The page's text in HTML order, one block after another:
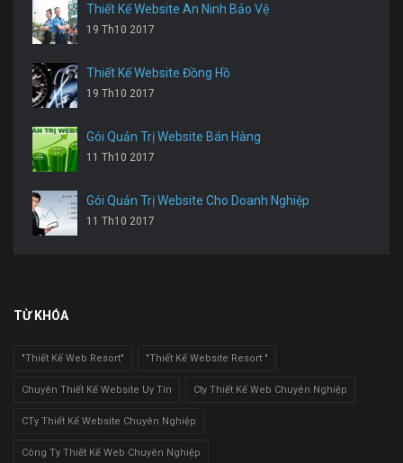
Thiết Kế Website An Ninh Bảo Vệ
19 Th10 2017
Thiết Kế Website Đồng Hồ
19 Th10 2017
Gói Quản Trị Website Bán Hàng
11 Th10 2017
Gói Quản Trị Website Cho Doanh Nghiệp
11 Th10 2017
TỪ KHÓA
"Thiết Kế Web Resort" "Thiết Kế Website Resort "
Chuyên Thiết Kế Website Uy Tín Cty Thiết Kế Web Chuyên Nghiệp
CTy Thiết Kế Website Chuyên Nghiệp
Công Ty Thiết Kế Web Chuyên Nghiệp